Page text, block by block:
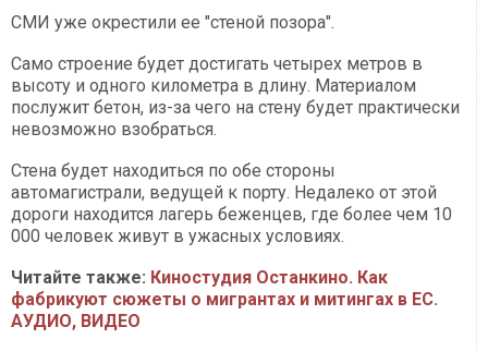
СМИ уже окрестили ее "стеной позора".
Само строение будет достигать четырех метров в
высоту и одного километра в длину. Материалом
послужит бетон, из-за чего на стену будет практически
невозможно взобраться.
Стена будет находиться по обе стороны
автомагистрали, ведущей к порту. Недалеко от этой
дороги находится лагерь беженцев, где более чем 10
000 человек живут в ужасных условиях.
Читайте также: Киностудия Останкино. Как
фабрикуют сюжеты о мигрантах и митингах в ЕС.
АУДИО, ВИДЕО